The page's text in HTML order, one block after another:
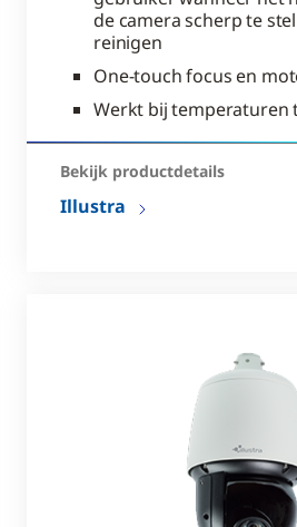
de camera scherp te
reinigen
One-touch focus en
Werkt bij temperaturen
Bekijk productdetails
Illustra